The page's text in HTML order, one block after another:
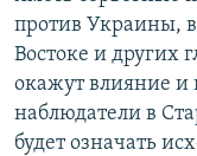
против Украины,
Востоке и других
окажут влияние и
наблюдатели в
будет означать